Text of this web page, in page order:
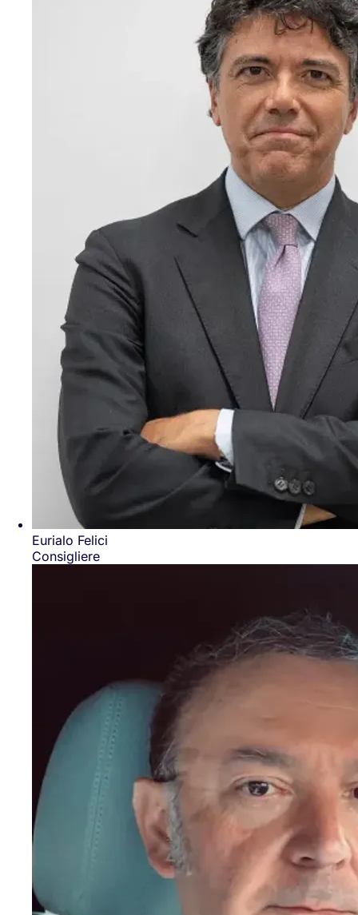
Eurialo Felici
Consigliere